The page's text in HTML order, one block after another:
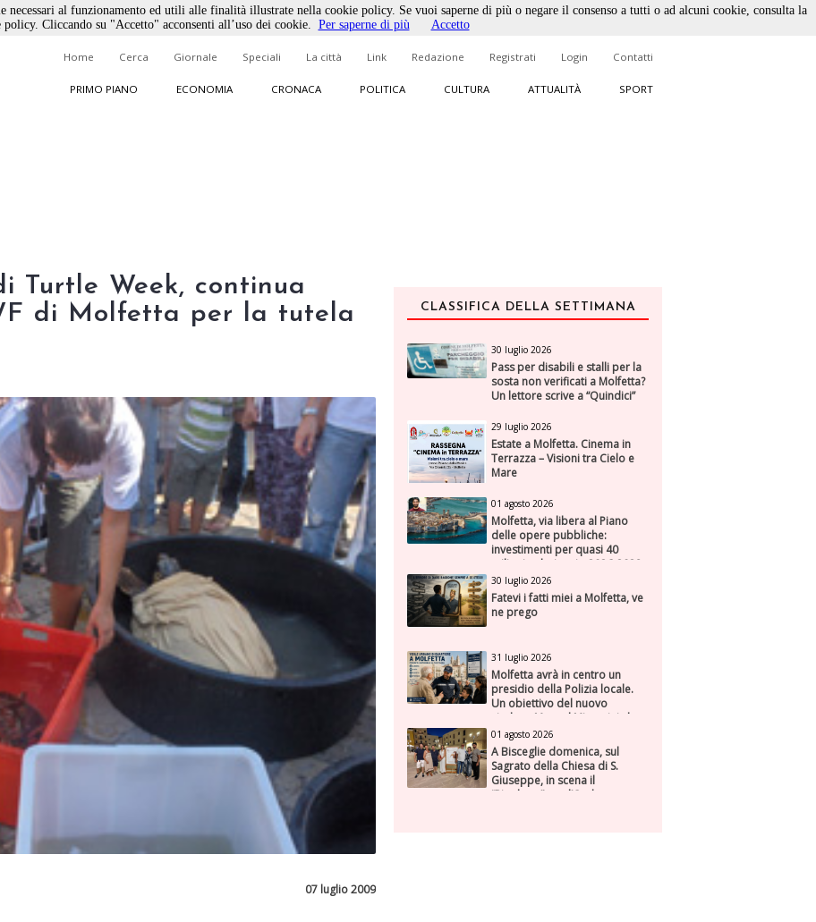
Home Cerca Giornale Speciali La città Link Redazione Registrati Login Contatti
PRIMO PIANO ECONOMIA CRONACA POLITICA CULTURA ATTUALITÀ SPORT
Turtle Week, continua
di Molfetta per la tutela
07 luglio 2009
CLASSIFICA DELLA SETTIMANA
30 luglio 2026
Pass per disabili e stalli per la
sosta non verificati a Molfetta?
Un lettore scrive a “Quindici”
29 luglio 2026
Estate a Molfetta. Cinema in
Terrazza – Visioni tra Cielo e
Mare
01 agosto 2026
Molfetta, via libera al Piano
delle opere pubbliche:
investimenti per quasi 40
milioni nel triennio 2026-2028
30 luglio 2026
Fatevi i fatti miei a Molfetta, ve
ne prego
31 luglio 2026
Molfetta avrà in centro un
presidio della Polizia locale.
Un obiettivo del nuovo
sindaco Manuel Minervini che
diviene realtà, con la speranza
di maggiore efficienza e
presenza sul territorio
01 agosto 2026
A Bisceglie domenica, sul
Sagrato della Chiesa di S.
Giuseppe, in scena il
“Rigoletto” con l’Orchestra
al funzionamento ed utili alle finalità illustrate nella cookie policy. Se vuoi saperne di più o negare il consenso a tutti o ad alcuni cookie, consulta la
policy. Cliccando su "Accetto" acconsenti all’uso dei cookie. Per saperne di più Accetto